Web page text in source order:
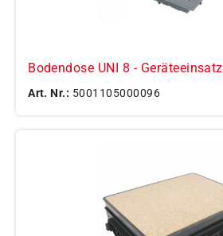
Bodendose UNI 8 - Geräteeinsatz
Art. Nr.: 5001105000096